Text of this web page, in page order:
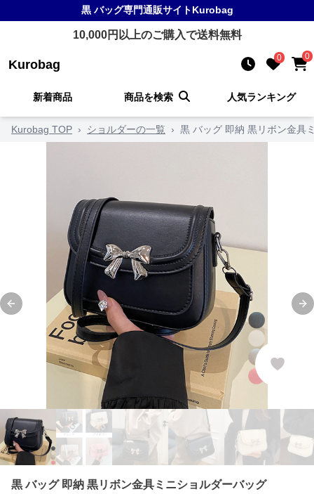
黒 バッグ専門通販サイトKurobag
10,000円以上のご購入で送料無料
Kurobag 0 0
新着商品 商品を検索 人気ランキング
Kurobag TOP › ショルダーの一覧 › 黒 バッグ 即納 黒リボン金具
Previous slide
黒 バッグ 即納 黒リボン金具ミニショルダーバッグ